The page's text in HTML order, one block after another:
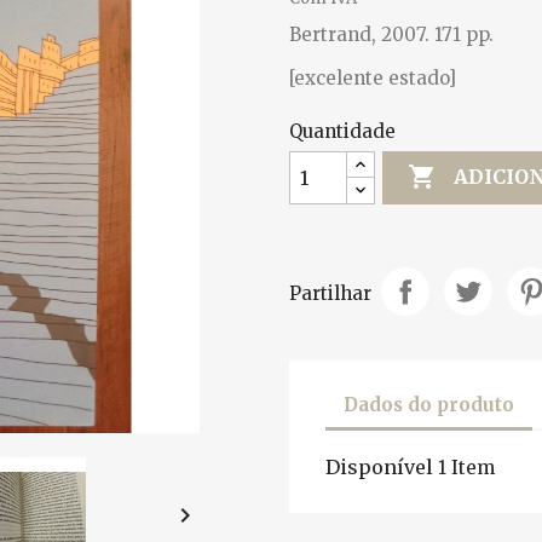

Bertrand, 2007. 171 pp.
[excelente estado]
Quantidade

Partilhar
Dados do produto
Disponível 1 Item